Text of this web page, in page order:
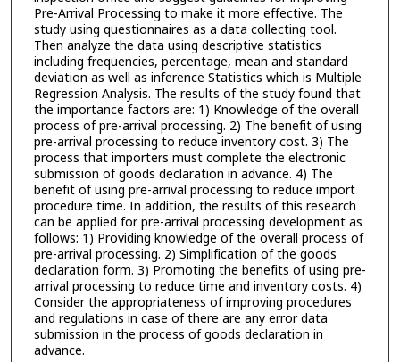
Pre-Arrival Processing to make it more effective. The
study using questionnaires as a data collecting tool.
Then analyze the data using descriptive statistics
including frequencies, percentage, mean and standard
deviation as well as inference Statistics which is Multiple
Regression Analysis. The results of the study found that
the importance factors are: 1) Knowledge of the overall
process of pre-arrival processing. 2) The benefit of using
pre-arrival processing to reduce inventory cost. 3) The
process that importers must complete the electronic
submission of goods declaration in advance. 4) The
benefit of using pre-arrival processing to reduce import
procedure time. In addition, the results of this research
can be applied for pre-arrival processing development as
follows: 1) Providing knowledge of the overall process of
pre-arrival processing. 2) Simplification of the goods
declaration form. 3) Promoting the benefits of using pre-
arrival processing to reduce time and inventory costs. 4)
Consider the appropriateness of improving procedures
and regulations in case of there are any error data
submission in the process of goods declaration in
advance.